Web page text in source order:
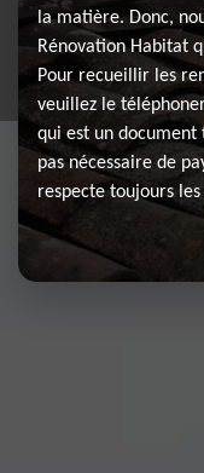
la matière. Donc,
Rénovation Habitat
Pour recueillir les
veuillez le
qui est un
pas nécessaire de
respecte toujours